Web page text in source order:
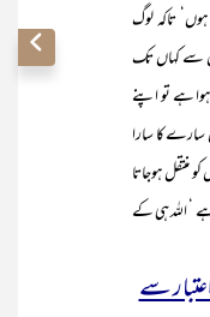
تاکہ لوگ
سے کہاں تک
ہے تو اپنے
سارے کا سارا
منتقل ہوجاتا
‘ اللہ ہی کے
سے